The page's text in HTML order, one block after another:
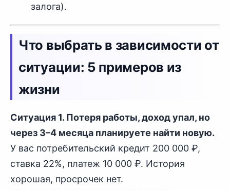
залога).
Что выбрать в зависимости от
ситуации: 5 примеров из
жизни
Ситуация 1. Потеря работы, доход упал, но
через 3–4 месяца планируете найти новую.
У вас потребительский кредит 200 000 ₽,
ставка 22%, платеж 10 000 ₽. История
хорошая, просрочек нет.